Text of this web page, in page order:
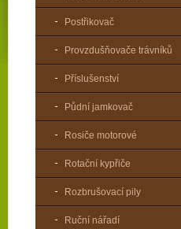
Postřikovač
Provzdušňovače trávníků
Příslušenství
Půdní jamkovač
Rosiče motorové
Rotační kypřiče
Rozbrušovací pily
Ruční nářadí